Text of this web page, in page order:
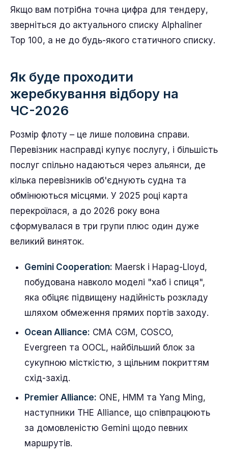
Якщо вам потрібна точна цифра для тендеру,
зверніться до актуального списку Alphaliner
Top 100, а не до будь-якого статичного списку.
Як буде проходити
жеребкування відбору на
ЧС-2026
Розмір флоту – це лише половина справи.
Перевізник насправді купує послугу, і більшість
послуг спільно надаються через альянси, де
кілька перевізників об'єднують судна та
обмінюються місцями. У 2025 році карта
перекроїлася, а до 2026 року вона
сформувалася в три групи плюс один дуже
великий виняток.
Gemini Cooperation: Maersk і Hapag-Lloyd,
побудована навколо моделі "хаб і спиця",
яка обіцяє підвищену надійність розкладу
шляхом обмеження прямих портів заходу.
Ocean Alliance: CMA CGM, COSCO,
Evergreen та OOCL, найбільший блок за
сукупною місткістю, з щільним покриттям
схід-захід.
Premier Alliance: ONE, HMM та Yang Ming,
наступники THE Alliance, що співпрацюють
за домовленістю Gemini щодо певних
маршрутів.